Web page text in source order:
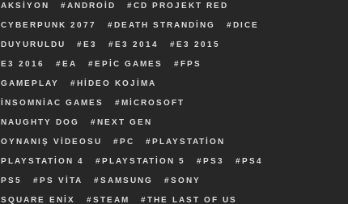
AKSIYON ANDROID CD PROJEKT RED
CYBERPUNK 2077 DEATH STRANDING DICE
DUYURULDU E3 E3 2014 E3 2015
E3 2016 EA EPIC GAMES FPS
GAMEPLAY HIDEO KOJIMA
INSOMNIAC GAMES MICROSOFT
NAUGHTY DOG NEXT GEN
OYNANIŞ VIDEOSU PC PLAYSTATION
PLAYSTATION 4 PLAYSTATION 5 PS3 PS4
PS5 PS VITA SAMSUNG SONY
SQUARE ENIX STEAM THE LAST OF US